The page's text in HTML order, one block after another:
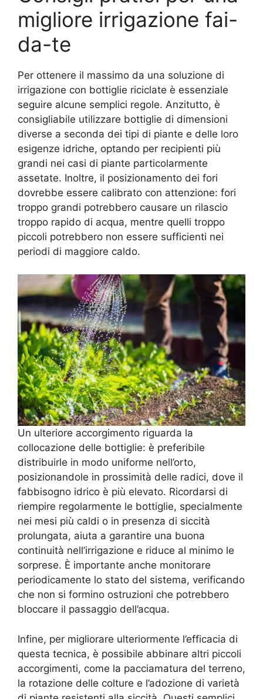
migliore irrigazione fai-
da-te
Per ottenere il massimo da una soluzione di
irrigazione con bottiglie riciclate è essenziale
seguire alcune semplici regole. Anzitutto, è
consigliabile utilizzare bottiglie di dimensioni
diverse a seconda dei tipi di piante e delle loro
esigenze idriche, optando per recipienti più
grandi nei casi di piante particolarmente
assetate. Inoltre, il posizionamento dei fori
dovrebbe essere calibrato con attenzione: fori
troppo grandi potrebbero causare un rilascio
troppo rapido di acqua, mentre quelli troppo
piccoli potrebbero non essere sufficienti nei
periodi di maggiore caldo.
Un ulteriore accorgimento riguarda la
collocazione delle bottiglie: è preferibile
distribuirle in modo uniforme nell’orto,
posizionandole in prossimità delle radici, dove il
fabbisogno idrico è più elevato. Ricordarsi di
riempire regolarmente le bottiglie, specialmente
nei mesi più caldi o in presenza di siccità
prolungata, aiuta a garantire una buona
continuità nell’irrigazione e riduce al minimo le
sorprese. È importante anche monitorare
periodicamente lo stato del sistema, verificando
che non si formino ostruzioni che potrebbero
bloccare il passaggio dell’acqua.
Infine, per migliorare ulteriormente l’efficacia di
questa tecnica, è possibile abbinare altri piccoli
accorgimenti, come la pacciamatura del terreno,
la rotazione delle colture e l’adozione di varietà